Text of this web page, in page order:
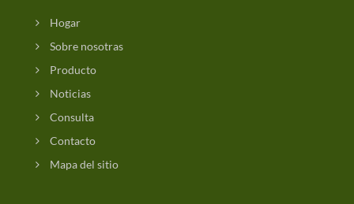
Hogar
Sobre nosotras
Producto
Noticias
Consulta
Contacto
Mapa del sitio